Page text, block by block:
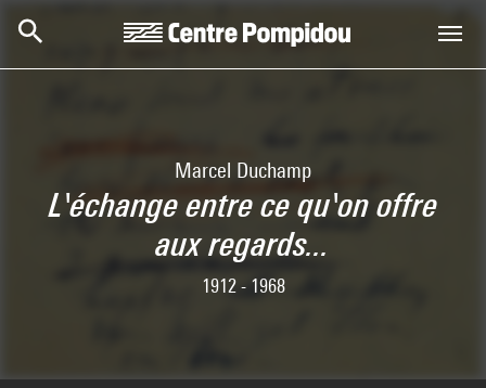
Marcel Duchamp
L'échange entre ce qu'on offre
aux regards...
1912 - 1968